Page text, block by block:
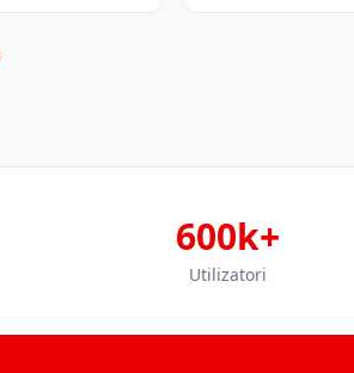
600k+
Utilizatori